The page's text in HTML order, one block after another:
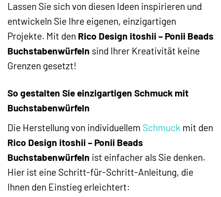
Lassen Sie sich von diesen Ideen inspirieren und
entwickeln Sie Ihre eigenen, einzigartigen
Projekte. Mit den Rico Design itoshii – Ponii Beads
Buchstabenwürfeln sind Ihrer Kreativität keine
Grenzen gesetzt!
So gestalten Sie einzigartigen Schmuck mit
Buchstabenwürfeln
Die Herstellung von individuellem Schmuck mit den
Rico Design itoshii – Ponii Beads
Buchstabenwürfeln ist einfacher als Sie denken.
Hier ist eine Schritt-für-Schritt-Anleitung, die
Ihnen den Einstieg erleichtert: